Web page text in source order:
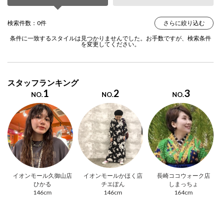
検索件数：0件 さらに絞り込む
条件に一致するスタイルは見つかりませんでした。お手数ですが、検索条件
を変更してください。
スタッフランキング
NO.1
イオンモール久御山店
ひかる
146cm
NO.2
イオンモールかほく店
チエぽん
146cm
NO.3
長崎ココウォーク店
しまっちょ
164cm